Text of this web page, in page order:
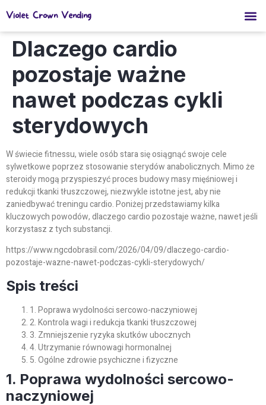
Violet Crown Vending
Dlaczego cardio
pozostaje ważne
nawet podczas cykli
sterydowych
W świecie fitnessu, wiele osób stara się osiągnąć swoje cele
sylwetkowe poprzez stosowanie sterydów anabolicznych. Mimo że
steroidy mogą przyspieszyć proces budowy masy mięśniowej i
redukcji tkanki tłuszczowej, niezwykle istotne jest, aby nie
zaniedbywać treningu cardio. Poniżej przedstawiamy kilka
kluczowych powodów, dlaczego cardio pozostaje ważne, nawet jeśli
korzystasz z tych substancji.
https://www.ngcdobrasil.com/2026/04/09/dlaczego-cardio-
pozostaje-wazne-nawet-podczas-cykli-sterydowych/
Spis treści
1. Poprawa wydolności sercowo-naczyniowej
2. Kontrola wagi i redukcja tkanki tłuszczowej
3. Zmniejszenie ryzyka skutków ubocznych
4. Utrzymanie równowagi hormonalnej
5. Ogólne zdrowie psychiczne i fizyczne
1. Poprawa wydolności sercowo-
naczyniowej